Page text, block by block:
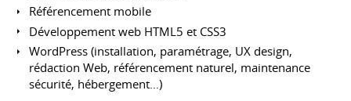
Référencement mobile
Développement web HTML5 et CSS3
WordPress (installation, paramétrage, UX design,
rédaction Web, référencement naturel, maintenance
sécurité, hébergement…)